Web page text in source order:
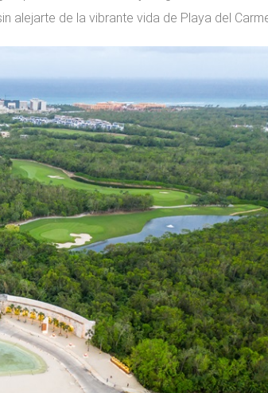
alejarte de la vibrante vida de Playa del